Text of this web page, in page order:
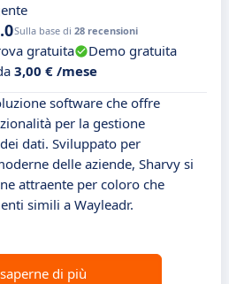
Sulla base di 28 recensioni
gratuita
Demo gratuita
3,00 € /mese
software che offre
per la gestione
dati. Sviluppato per
delle aziende, Sharvy si
attraente per coloro che
simili a Wayleadr.
di più